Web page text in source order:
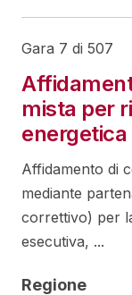
Gara 7 di 507
mista per
Affidamento di
mediante
correttivo) per
esecutiva, ...
Regione